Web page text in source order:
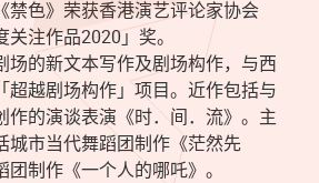
禁色》荣获香港演艺评论家协会
关注作品2020」奖。
场的新文本写作及剧场构作，与西
超越剧场构作」项目。近作包括与
作的演谈表演《时．间．流》。主
城市当代舞蹈团制作《茫然先
制作《一个人的哪吒》。